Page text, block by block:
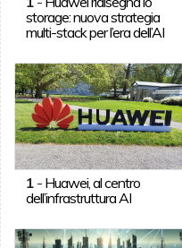
storage: nuova strategia
multi-stack per l’era dell’AI
1- Huawei, al centro
dell’infrastruttura AI